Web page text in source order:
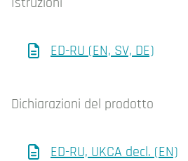
ED-RU (EN, SV, DE)
Dichiarazioni del prodotto
ED-RU, UKCA decl. (EN)